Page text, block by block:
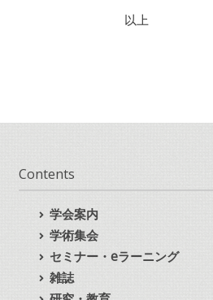
以上
Contents
学会案内
学術集会
セミナー・eラーニング
雑誌